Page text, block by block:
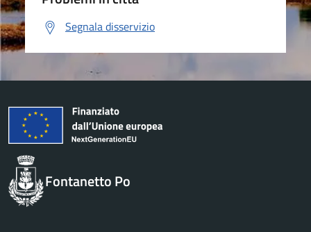
Segnala disservizio
Fontanetto Po